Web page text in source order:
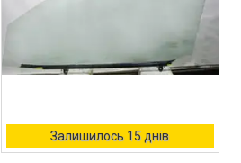
Залишилось 15 днів